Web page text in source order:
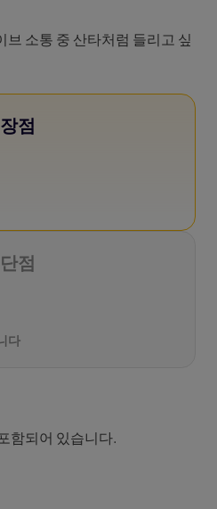
소통 중 산타처럼 들리고 싶
장점
단점
다
함되어 있습니다.